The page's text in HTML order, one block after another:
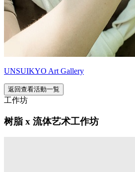
UNSUIKYO Art Gallery
返回查看活動一覧
工作坊
树脂 x 流体艺术工作坊